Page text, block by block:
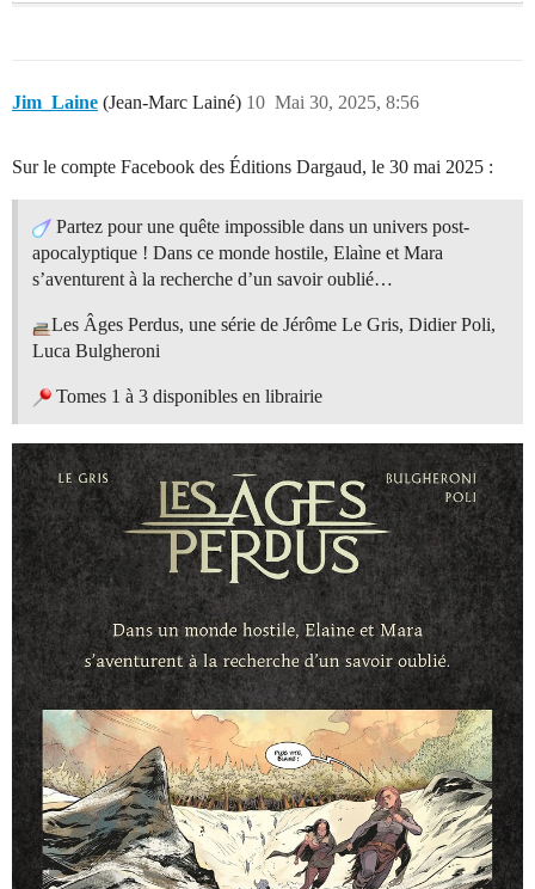
Jim_Laine (Jean-Marc Lainé) Mai 30, 2025, 8:56
10
Sur le compte Facebook des Éditions Dargaud, le 30 mai 2025 :
Partez pour une quête impossible dans un univers post-
apocalyptique ! Dans ce monde hostile, Elaìne et Mara
s’aventurent à la recherche d’un savoir oublié…
Les Âges Perdus, une série de Jérôme Le Gris, Didier Poli,
Luca Bulgheroni
Tomes 1 à 3 disponibles en librairie